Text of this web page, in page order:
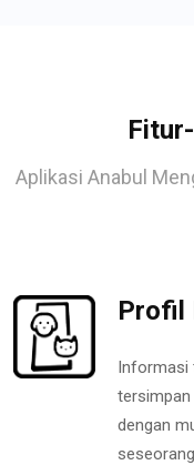
Aplikasi Anabul
Profil
Informasi
dengan